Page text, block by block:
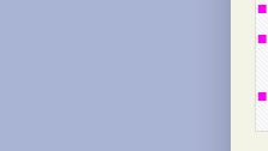
■
■
■